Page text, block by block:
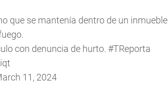
que se mantenía dentro de un inmueble
con denuncia de hurto. #TReporta
11, 2024